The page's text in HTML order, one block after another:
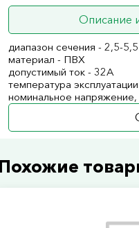
Описание
диапазон сечения - 2,5-
материал - ПВХ
допустимый ток - 32А
температура
номинальное